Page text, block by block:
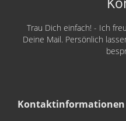
Trau Dich einfach! - Ich
Deine Mail. Persönlich
Kontaktinformationen